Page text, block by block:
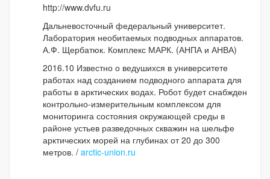
http://www.dvfu.ru
Дальневосточный федеральный университет.
Лаборатория необитаемых подводных аппаратов.
А.Ф. Щербатюк. Комплекс МАРК. (АНПА и АНВА)
2016.10 Известно о ведушихся в университете
работах над созданием подводного аппарата для
работы в арктических водах. Робот будет снабжден
контрольно-измерительным комплексом для
мониторинга состояния окружающей среды в
районе устьев разведочных скважин на шельфе
арктических морей на глубинах от 20 до 300
метров. / arctic-union.ru